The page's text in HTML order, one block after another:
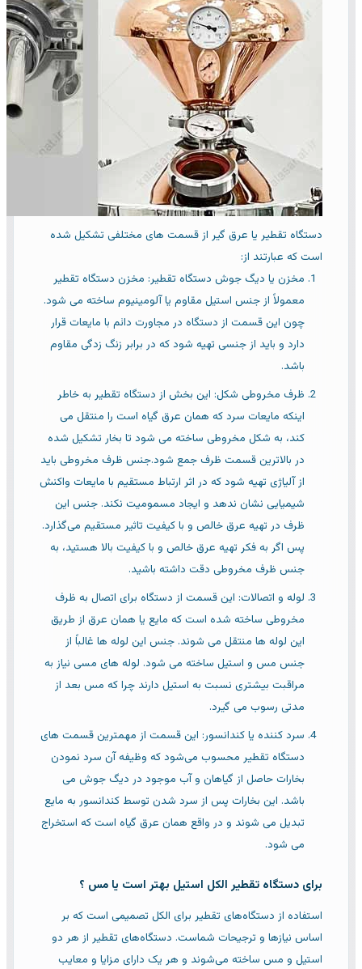
دستگاه تقطیر یا عرق گیر از قسمت های مختلفی تشکیل شده
است که عبارتند از:
مخزن یا دیگ جوش دستگاه تقطیر: مخزن دستگاه تقطیر
معمولاً از جنس استیل مقاوم یا آلومینیوم ساخته می شود.
چون این قسمت از دستگاه در مجاورت دائم با مایعات قرار
دارد و باید از جنسی تهیه شود که در برابر زنگ زدگی مقاوم
باشد.
ظرف مخروطی شکل: این بخش از دستگاه تقطیر به خاطر
اینکه مایعات سرد که همان عرق گیاه است را منتقل می
کند، به شکل مخروطی ساخته می شود تا بخار تشکیل شده
در بالاترین قسمت ظرف جمع شود.جنس ظرف مخروطی باید
از آلیاژی تهیه شود که در اثر ارتباط مستقیم با مایعات واکنش
شیمیایی نشان ندهد و ایجاد مسمومیت نکند. جنس این
ظرف در تهیه عرق خالص و با کیفیت تاثیر مستقیم می‌گذارد.
پس اگر به فکر تهیه عرق خالص و با کیفیت بالا هستید، به
جنس ظرف مخروطی دقت داشته باشید.
لوله و اتصالات: این قسمت از دستگاه برای اتصال به ظرف
مخروطی ساخته شده است که مایع یا همان عرق از طریق
این لوله ها منتقل می شوند. جنس این لوله ها غالباً از
جنس مس و استیل ساخته می شود. لوله های مسی نیاز به
مراقبت بیشتری نسبت به استیل دارند چرا که مس بعد از
مدتی رسوب می گیرد.
سرد کننده یا کندانسور: این قسمت از مهمترین قسمت های
دستگاه تقطیر محسوب می‌شود که وظیفه آن سرد نمودن
بخارات حاصل از گیاهان و آب موجود در دیگ جوش می
باشد. این بخارات پس از سرد شدن توسط کندانسور به مایع
تبدیل می شوند و در واقع همان عرق گیاه است که استخراج
می شود.
برای دستگاه تقطیر الکل استیل بهتر است یا مس ؟
استفاده از دستگاه‌های تقطیر برای الکل تصمیمی است که بر
اساس نیازها و ترجیحات شماست. دستگاه‌های تقطیر از هر دو
استیل و مس ساخته می‌شوند و هر یک دارای مزایا و معایب